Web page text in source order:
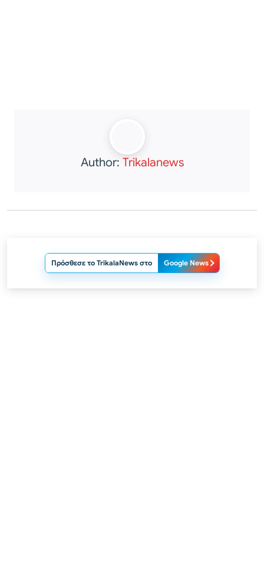
Author: Trikalanews
Πρόσθεσε το TrikalaNews στο Google News